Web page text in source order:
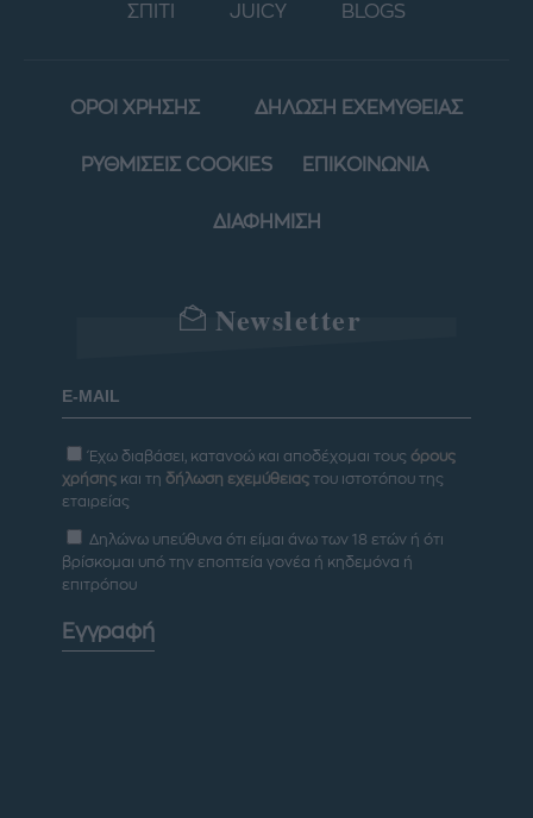
ΣΠΙΤΙ JUICY BLOGS
ΟΡΟΙ ΧΡΗΣΗΣ ΔΗΛΩΣΗ ΕΧΕΜΥΘΕΙΑΣ
ΡΥΘΜΙΣΕΙΣ COOKIES ΕΠΙΚΟΙΝΩΝΙΑ
ΔΙΑΦΗΜΙΣΗ
Newsletter
Έχω διαβάσει, κατανοώ και αποδέχομαι τους όρους
χρήσης και τη δήλωση εχεμύθειας του ιστοτόπου της
εταιρείας
Δηλώνω υπεύθυνα ότι είμαι άνω των 18 ετών ή ότι
βρίσκομαι υπό την εποπτεία γονέα ή κηδεμόνα ή
επιτρόπου
Εγγραφή